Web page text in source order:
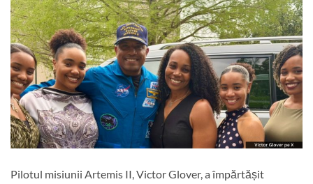
Pilotul misiunii Artemis II, Victor Glover, a împărtășit